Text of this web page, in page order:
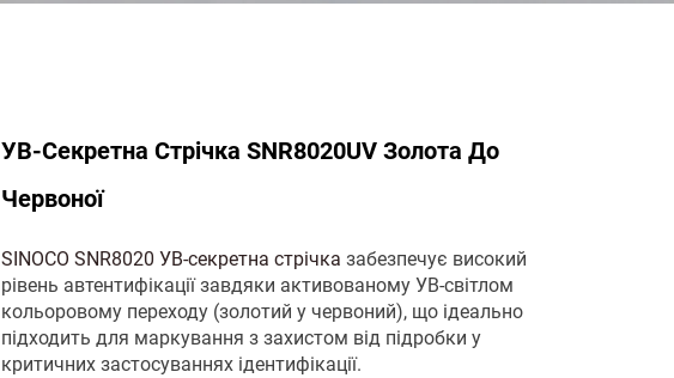
УВ-Секретна Стрічка SNR8020UV Золота До
Червоної
SINOCO SNR8020 УВ-секретна стрічка забезпечує високий
рівень автентифікації завдяки активованому УВ-світлом
кольоровому переходу (золотий у червоний), що ідеально
підходить для маркування з захистом від підробки у
критичних застосуваннях ідентифікації.